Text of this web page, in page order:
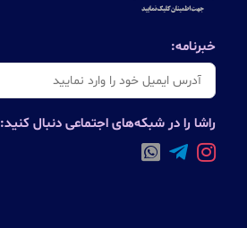
خبرنامه:
راشا را در شبکه‌های اجتماعی دنبال کنید: